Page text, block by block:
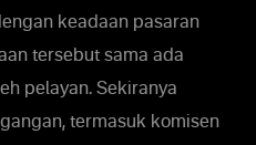
keadaan pasaran
tersebut sama ada
pelayan. Sekiranya
termasuk komisen